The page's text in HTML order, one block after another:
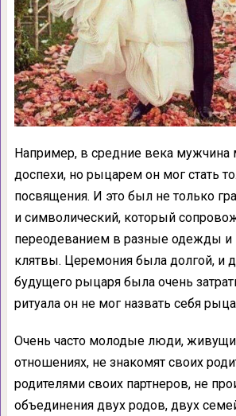
Например, в средние века мужчина
доспехи, но рыцарем он мог стать
посвящения. И это был не только
и символический, который
переодеванием в разные одежды
клятвы. Церемония была долгой, и
будущего рыцаря была очень
ритуала он не мог назвать себя
Очень часто молодые люди,
отношениях, не знакомят своих
родителями своих партнеров, не
объединения двух родов, двух